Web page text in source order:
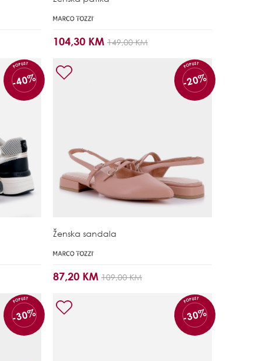
104,30 KM 149,00 KM
POPUST
-40%
POPUST
-20%
Ženska sandala
87,20 KM 109,00 KM
POPUST
-30%
POPUST
-30%